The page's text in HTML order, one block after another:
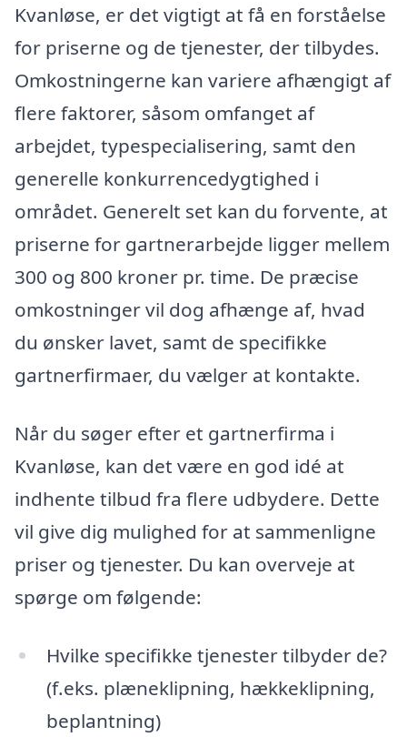
Kvanløse, er det vigtigt at få en forståelse
for priserne og de tjenester, der tilbydes.
Omkostningerne kan variere afhængigt af
flere faktorer, såsom omfanget af
arbejdet, typespecialisering, samt den
generelle konkurrencedygtighed i
området. Generelt set kan du forvente, at
priserne for gartnerarbejde ligger mellem
300 og 800 kroner pr. time. De præcise
omkostninger vil dog afhænge af, hvad
du ønsker lavet, samt de specifikke
gartnerfirmaer, du vælger at kontakte.
Når du søger efter et gartnerfirma i
Kvanløse, kan det være en god idé at
indhente tilbud fra flere udbydere. Dette
vil give dig mulighed for at sammenligne
priser og tjenester. Du kan overveje at
spørge om følgende:
Hvilke specifikke tjenester tilbyder de?
(f.eks. plæneklipning, hækkeklipning,
beplantning)